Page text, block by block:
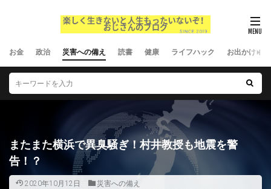
お金 政治 災害への備え 読書 健康 ライフハック お出かけ
またまた横浜で異臭騒ぎ！村井教授も地震を警
告！？
2020年10月12日
災害への備え